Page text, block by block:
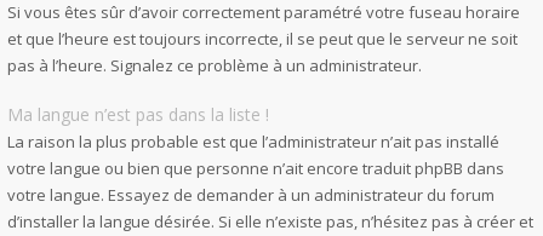
Si vous êtes sûr d’avoir correctement paramétré votre fuseau horaire
et que l’heure est toujours incorrecte, il se peut que le serveur ne soit
pas à l’heure. Signalez ce problème à un administrateur.
Ma langue n’est pas dans la liste !
La raison la plus probable est que l’administrateur n’ait pas installé
votre langue ou bien que personne n’ait encore traduit phpBB dans
votre langue. Essayez de demander à un administrateur du forum
d’installer la langue désirée. Si elle n’existe pas, n’hésitez pas à créer et